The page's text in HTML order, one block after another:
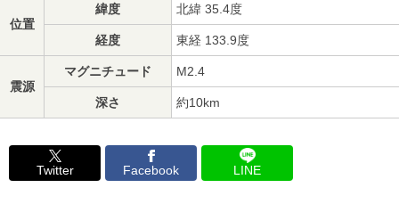
位置
緯度 北緯 35.4度
経度 東経 133.9度
震源
マグニチュード M2.4
深さ 約10km
Twitter Facebook LINE